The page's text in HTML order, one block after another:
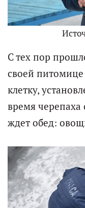
С тех пор
своей
клетку,
время черепаха
ждет обед: